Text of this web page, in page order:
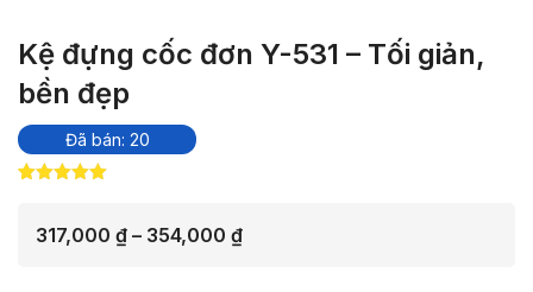
Kệ đựng cốc đơn Y-531 – Tối giản,
bền đẹp
Đã bán: 20
đánh giá
317,000 ₫ – 354,000 ₫Khoảng